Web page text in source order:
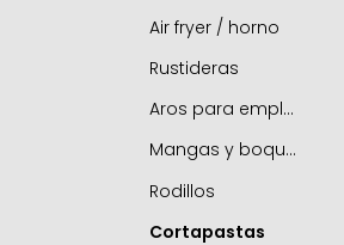
Guiseras
Cazos
Cazuelitas
Cocottes
Freidoras
Hervidores
Woks
Sartenes mini
Sartenes para tortillas
Sartenes para crepes
Sartenes para pescado
Sartén tamagoyaki
Air fryer / horno
Rustideras
Aros para emplatar
Mangas y boquillas
Rodillos
Cortapastas